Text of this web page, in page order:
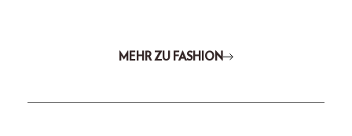
MEHR ZU FASHION